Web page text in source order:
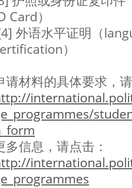
Card）
外语水平证明（
）
请材料的具体要求，
多信息，请点击：